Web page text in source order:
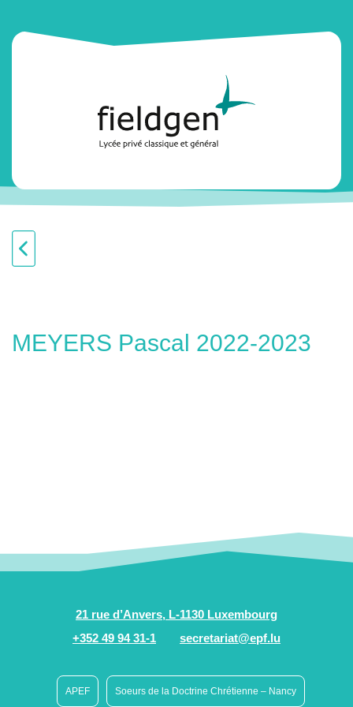
MEYERS Pascal 2022-2023
21 rue d’Anvers, L-1130 Luxembourg
+352 49 94 31-1
secretariat@epf.lu
APEF Soeurs de la Doctrine Chrétienne – Nancy